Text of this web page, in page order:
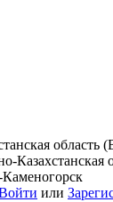
область
Казахстанская
или